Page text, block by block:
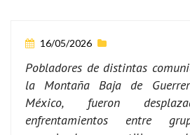
16/05/2026
Pobladores de distintas
la Montaña Baja de
México, fueron
enfrentamientos entre